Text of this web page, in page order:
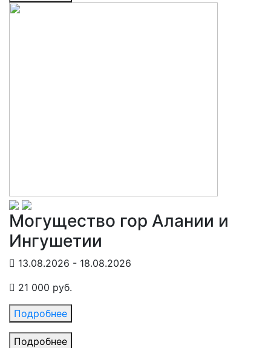
Могущество гор Алании и
Ингушетии
13.08.2026 - 18.08.2026
21 000 руб.
Подробнее
Подробнее